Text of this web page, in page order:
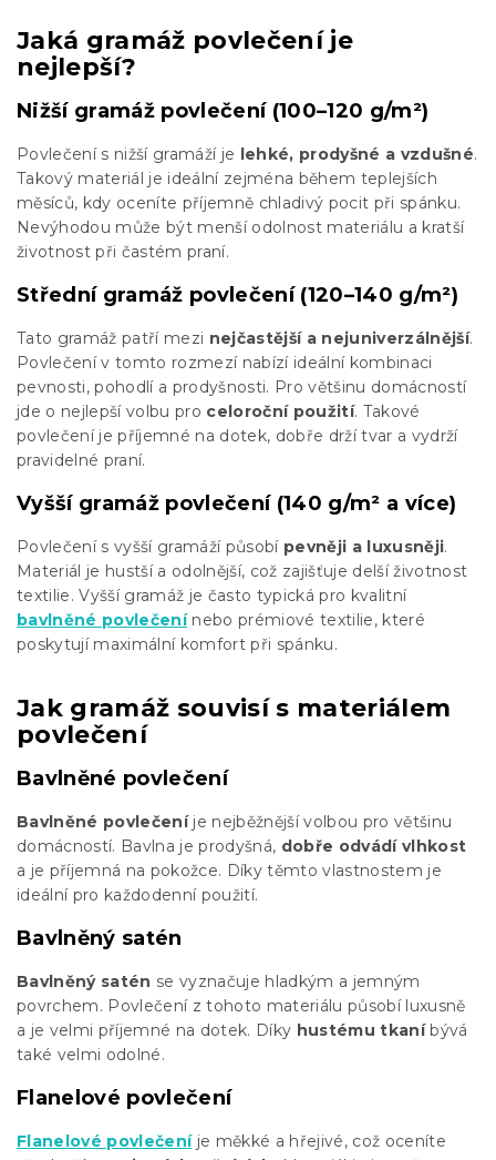
Jaká gramáž povlečení je
nejlepší?
Nižší gramáž povlečení (100–120 g/m²)
Povlečení s nižší gramáží je lehké, prodyšné a vzdušné.
Takový materiál je ideální zejména během teplejších
měsíců, kdy oceníte příjemně chladivý pocit při spánku.
Nevýhodou může být menší odolnost materiálu a kratší
životnost při častém praní.
Střední gramáž povlečení (120–140 g/m²)
Tato gramáž patří mezi nejčastější a nejuniverzálnější.
Povlečení v tomto rozmezí nabízí ideální kombinaci
pevnosti, pohodlí a prodyšnosti. Pro většinu domácností
jde o nejlepší volbu pro celoroční použití. Takové
povlečení je příjemné na dotek, dobře drží tvar a vydrží
pravidelné praní.
Vyšší gramáž povlečení (140 g/m² a více)
Povlečení s vyšší gramáží působí pevněji a luxusněji.
Materiál je hustší a odolnější, což zajišťuje delší životnost
textilie. Vyšší gramáž je často typická pro kvalitní
bavlněné povlečenínebo prémiové textilie, které
poskytují maximální komfort při spánku.
Jak gramáž souvisí s materiálem
povlečení
Bavlněné povlečení
Bavlněné povlečeníje nejběžnější volbou pro většinu
domácností. Bavlna je prodyšná, dobře odvádí vlhkost
a je příjemná na pokožce. Díky těmto vlastnostem je
ideální pro každodenní použití.
Bavlněný satén
Bavlněný satén se vyznačuje hladkým a jemným
povrchem. Povlečení z tohoto materiálu působí luxusně
a je velmi příjemné na dotek. Díky hustému tkaníbývá
také velmi odolné.
Flanelové povlečení
Flanelové povlečeníje měkké a hřejivé, což oceníte